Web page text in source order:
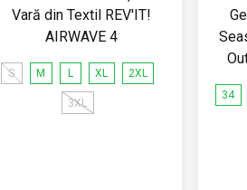
Vară din Textil REV'IT!
AIRWAVE 4
S M L XL 2XL
3XL
34